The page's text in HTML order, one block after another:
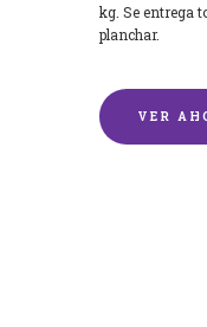
kg. Se entrega
planchar.
VER